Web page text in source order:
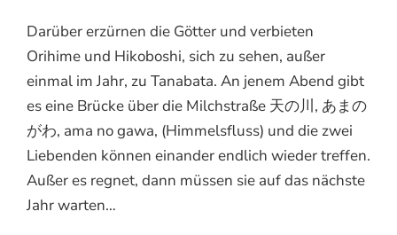
Darüber erzürnen die Götter und verbieten
Orihime und Hikoboshi, sich zu sehen, außer
einmal im Jahr, zu Tanabata. An jenem Abend gibt
es eine Brücke über die Milchstraße 天の川, あまの
がわ, ama no gawa, (Himmelsfluss) und die zwei
Liebenden können einander endlich wieder treffen.
Außer es regnet, dann müssen sie auf das nächste
Jahr warten…